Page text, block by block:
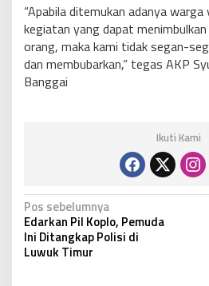
“Apabila ditemukan adanya
kegiatan yang dapat
orang, maka kami tidak segan-
dan membubarkan,” tegas AKP
Banggai
Ikuti Kami
N
a
v
Pos sebelumnya
Edarkan Pil Koplo, Pemuda
Ini Ditangkap Polisi di
Luwuk Timur